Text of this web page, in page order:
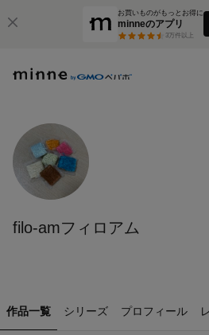
お買いものがもっとお得に
minneのアプリ
3万件以上
filo-amフィロアム
作品一覧 シリーズ プロフィール